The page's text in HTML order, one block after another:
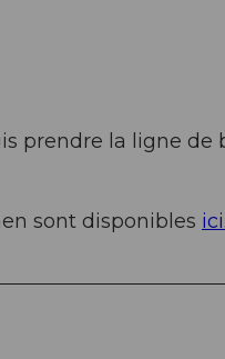
prendre la ligne de
sont disponibles ici.